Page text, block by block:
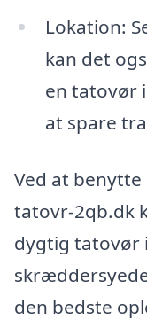
Lokation:
kan det
en tatovør
at spare
Ved at
tatovr-2qb.dk
dygtig tatovør
den bedste